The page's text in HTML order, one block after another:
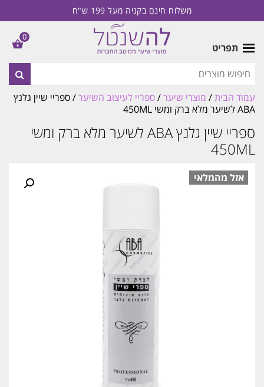
משלוח חינם בקניה מעל 199 ש"ח
תפריט
עמוד הבית/ מוצרי שיער/ספריי לעיצוב השיער/ ספריי שיין גלנץ
ABA לשיער מלא ברק ומשי 450ML
ספריי שיין גלנץ ABA לשיער מלא ברק ומשי
450ML
0